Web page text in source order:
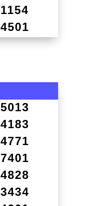
1154
4501
5013
4183
4771
7401
4828
3434